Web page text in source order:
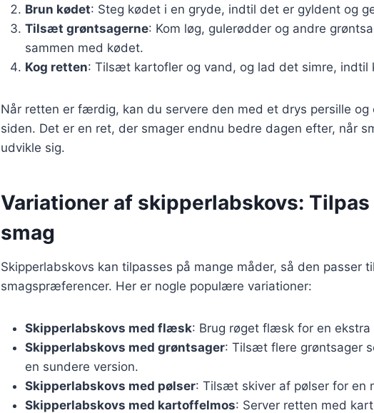
Brun kødet: Steg kødet i en gryde, indtil det er gyldent og
Tilsæt grøntsagerne: Kom løg, gulerødder og andre
sammen med kødet.
Kog retten: Tilsæt kartofler og vand, og lad det simre, indtil
Når retten er færdig, kan du servere den med et drys persille og
siden. Det er en ret, der smager endnu bedre dagen efter, når
udvikle sig.
Variationer af skipperlabskovs:
smag
Skipperlabskovs kan tilpasses på mange måder, så den passer
smagspræferencer. Her er nogle populære variationer:
Skipperlabskovs med flæsk: Brug røget flæsk for en ekstra
Skipperlabskovs med grøntsager: Tilsæt flere grøntsager
en sundere version.
Skipperlabskovs med pølser: Tilsæt skiver af pølser for en
Skipperlabskovs med kartoffelmos: Server retten med